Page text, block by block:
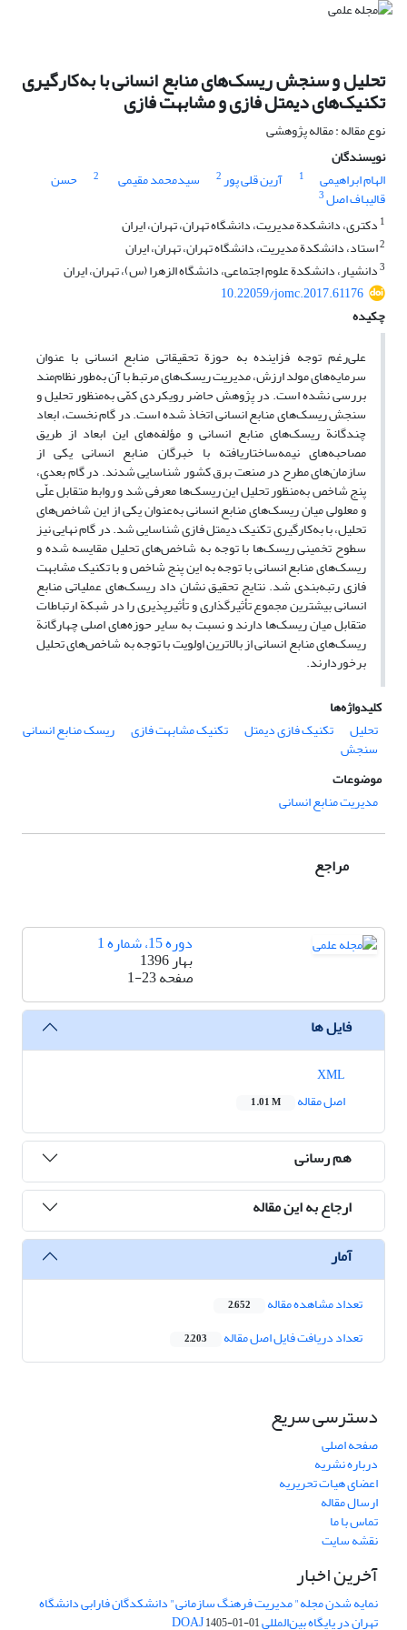
تحلیل و سنجش ریسک‌های منابع انسانی با به‌کارگیری
تکنیک‌های دیمتل فازی و مشابهت فازی
نوع مقاله : مقاله پژوهشی
نویسندگان
الهام ابراهیمی
1 آرین قلی پور2 سیدمحمد مقیمی 2 حسن
قالیباف اصل3
1 دکتری، دانشکدة مدیریت، دانشگاه تهران، تهران، ایران
2استاد، دانشکدة مدیریت، دانشگاه تهران، تهران، ایران
3دانشیار، دانشکدة علوم اجتماعی، دانشگاه الزهرا (س)، تهران، ایران
10.22059/jomc.2017.61176
چکیده
علی‌رغم توجه فزاینده به حوزة تحقیقاتی منابع انسانی با عنوان
سرمایه‌های مولد ارزش، مدیریت ریسک‌های مرتبط با آن به‌طور نظام‌مند
بررسی نشده است. در پژوهش حاضر رویکردی کمّی به‌منظور تحلیل و
سنجش ریسک‌های منابع انسانی اتخاذ شده است. در گام نخست، ابعاد
چندگانة ریسک‌های منابع انسانی و مؤلفه‌های این ابعاد از طریق
مصاحبه‌های نیمه‌ساختاریافته با خبرگان منابع انسانی یکی از
سازمان‌های مطرح در صنعت برق کشور شناسایی شدند. در گام بعدی،
پنج شاخص به‌منظور تحلیل این ریسک‌ها معرفی شد و روابط متقابل علّی
و معلولی میان ریسک‌های منابع انسانی به‌عنوان یکی از این شاخص‌های
تحلیل، با به‌کارگیری تکنیک دیمتل فازی شناسایی شد. در گام نهایی نیز
سطوح تخمینی ریسک‌ها با توجه به شاخص‌های تحلیل مقایسه شده و
ریسک‌های منابع انسانی با توجه به این پنج شاخص و با تکنیک مشابهت
فازی رتبه‌بندی شد. نتایج تحقیق نشان داد ریسک‌های عملیاتی منابع
انسانی بیشترین مجموع تأثیرگذاری و تأثیرپذیری را در شبکة ارتباطات
متقابل میان ریسک‌ها دارند و نسبت به سایر حوزه‌های اصلی چهارگانة
ریسک‌های منابع انسانی از بالاترین اولویت با توجه به شاخص‌های تحلیل
برخوردارند.
کلیدواژه‌ها
تحلیل
تکنیک فازی دیمتل تکنیک مشابهت فازی ریسک منابع انسانی
سنجش
موضوعات
مدیریت منابع انسانی
مراجع
دوره 15، شماره 1
بهار 1396
صفحه1-23
فایل ها
اصل مقاله
1.01 M
هم رسانی
ارجاع به این مقاله
آمار
تعداد مشاهده مقاله 2,652
تعداد دریافت فایل اصل مقاله 2,203
دسترسی سریع
صفحه اصلی
درباره نشریه
اعضای هیات تحریریه
ارسال مقاله
تماس با ما
نقشه سایت
آخرین اخبار
نمایه شدن مجله" مدیریت فرهنگ سازمانی" دانشکدگان فارابی دانشگاه
تهران در پایگاه بین‌المللی DOAJ1405-01-01